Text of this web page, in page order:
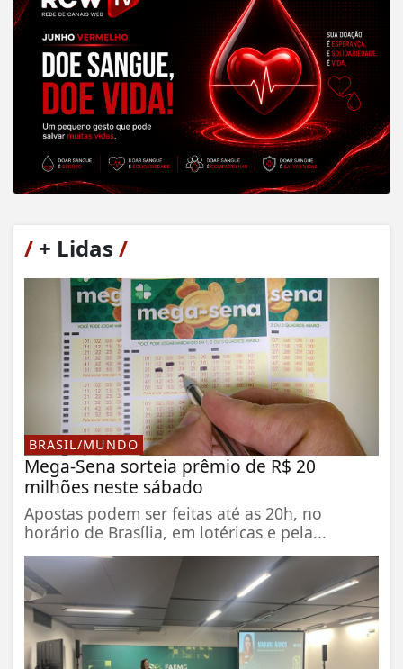
/ + Lidas /
BRASIL/MUNDO
Mega-Sena sorteia prêmio de R$ 20
milhões neste sábado
Apostas podem ser feitas até as 20h, no
horário de Brasília, em lotéricas e pela...